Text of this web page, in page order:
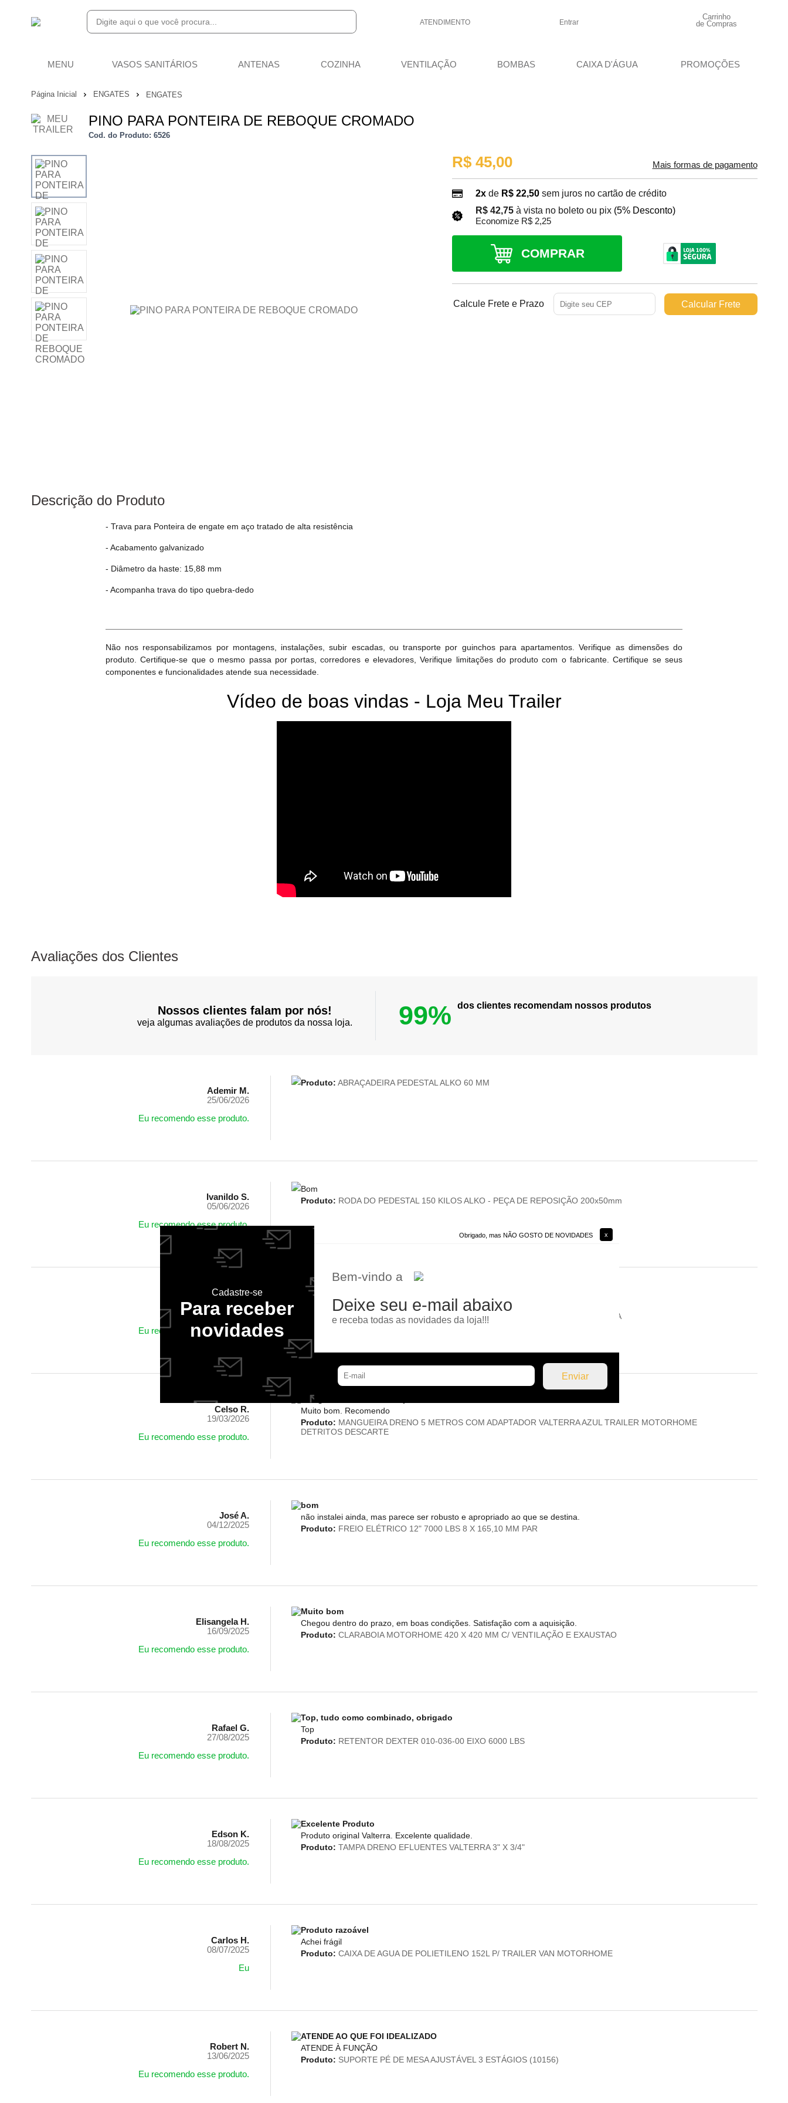
Obrigado, mas NÃO GOSTO DE NOVIDADES
Cadastre-se
Para receber
novidades
Bem-vindo a
Deixe seu e-mail abaixo
e receba todas as novidades da loja!!!
ATENDIMENTO
(48) 3658-3032
Entrar
Carrinho
de Compras
MENU VASOS SANITÁRIOS ANTENAS COZINHA VENTILAÇÃO BOMBAS CAIXA D'ÁGUA PROMOÇÕES
Página Inicial ENGATES ENGATES
PINO PARA PONTEIRA DE REBOQUE CROMADO
Cod. do Produto: 6526
R$ 45,00 Mais formas de pagamento
2x de R$ 22,50 sem juros no cartão de crédito
R$ 42,75à vista no boleto ou pix (5% Desconto)
Economize R$ 2,25
COMPRAR
Calcule Frete e Prazo
Descrição do Produto
- Trava para Ponteira de engate em aço tratado de alta resistência
- Acabamento galvanizado
- Diâmetro da haste: 15,88 mm
- Acompanha trava do tipo quebra-dedo
Não nos responsabilizamos por montagens, instalações, subir escadas, ou transporte por guinchos para apartamentos. Verifique as dimensões do
produto. Certifique-se que o mesmo passa por portas, corredores e elevadores, Verifique limitações do produto com o fabricante. Certifique se seus
componentes e funcionalidades atende sua necessidade.
Vídeo de boas vindas - Loja Meu Trailer
Avaliações dos Clientes
Nossos clientes falam por nós!
veja algumas avaliações de produtos da nossa loja. 99% dos clientes recomendam nossos produtos
Ademir M.
25/06/2026
Eu recomendo esse produto.
Produto: ABRAÇADEIRA PEDESTAL ALKO 60 MM
Ivanildo S.
05/06/2026
Eu recomendo esse produto.
Bom
Produto: RODA DO PEDESTAL 150 KILOS ALKO - PEÇA DE REPOSIÇÃO 200x50mm
Henrique X.
25/03/2026
Eu recomendo esse produto.
O produto atendeu ao meu proposito.
O produto é de otima qualidade.
Produto:ACOPLADOR EMENDA DE MANGUEIRA DE DESCARTE 3" BULK X ROSCA
Celso R.
19/03/2026
Eu recomendo esse produto.
Mangueira excelente. Preço muito bom também
Muito bom. Recomendo
Produto: MANGUEIRA DRENO 5 METROS COM ADAPTADOR VALTERRA AZUL TRAILER MOTORHOME
DETRITOS DESCARTE
José A.
04/12/2025
Eu recomendo esse produto.
bom
não instalei ainda, mas parece ser robusto e apropriado ao que se destina.
Produto: FREIO ELÉTRICO 12" 7000 LBS 8 X 165,10 MM PAR
Elisangela H.
16/09/2025
Eu recomendo esse produto.
Muito bom
Chegou dentro do prazo, em boas condições. Satisfação com a aquisição.
Produto: CLARABOIA MOTORHOME 420 X 420 MM C/ VENTILAÇÃO E EXAUSTAO
Rafael G.
27/08/2025
Eu recomendo esse produto.
Top, tudo como combinado, obrigado
Top
Produto: RETENTOR DEXTER 010-036-00 EIXO 6000 LBS
Edson K.
18/08/2025
Eu recomendo esse produto.
Excelente Produto
Produto original Valterra. Excelente qualidade.
Produto: TAMPA DRENO EFLUENTES VALTERRA 3" X 3/4"
Carlos H.
08/07/2025
Eu
Produto razoável
Achei frágil
Produto: CAIXA DE AGUA DE POLIETILENO 152L P/ TRAILER VAN MOTORHOME
Robert N.
13/06/2025
Eu recomendo esse produto.
ATENDE AO QUE FOI IDEALIZADO
ATENDE À FUNÇÃO
Produto: SUPORTE PÉ DE MESA AJUSTÁVEL 3 ESTÁGIOS (10156)